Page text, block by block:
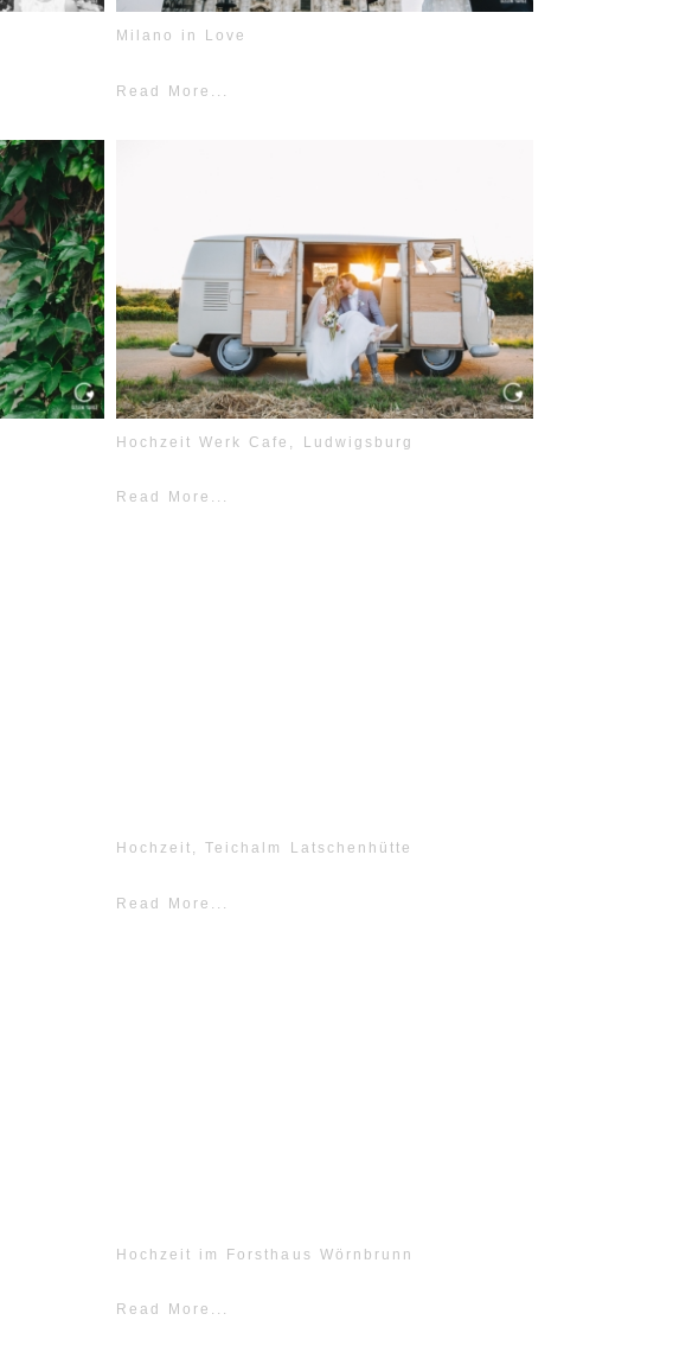
Milano in Love
Read More...
Hochzeit Werk Cafe, Ludwigsburg
Read More...
Hochzeit, Teichalm Latschenhütte
Read More...
Hochzeit im Forsthaus Wörnbrunn
Read More...